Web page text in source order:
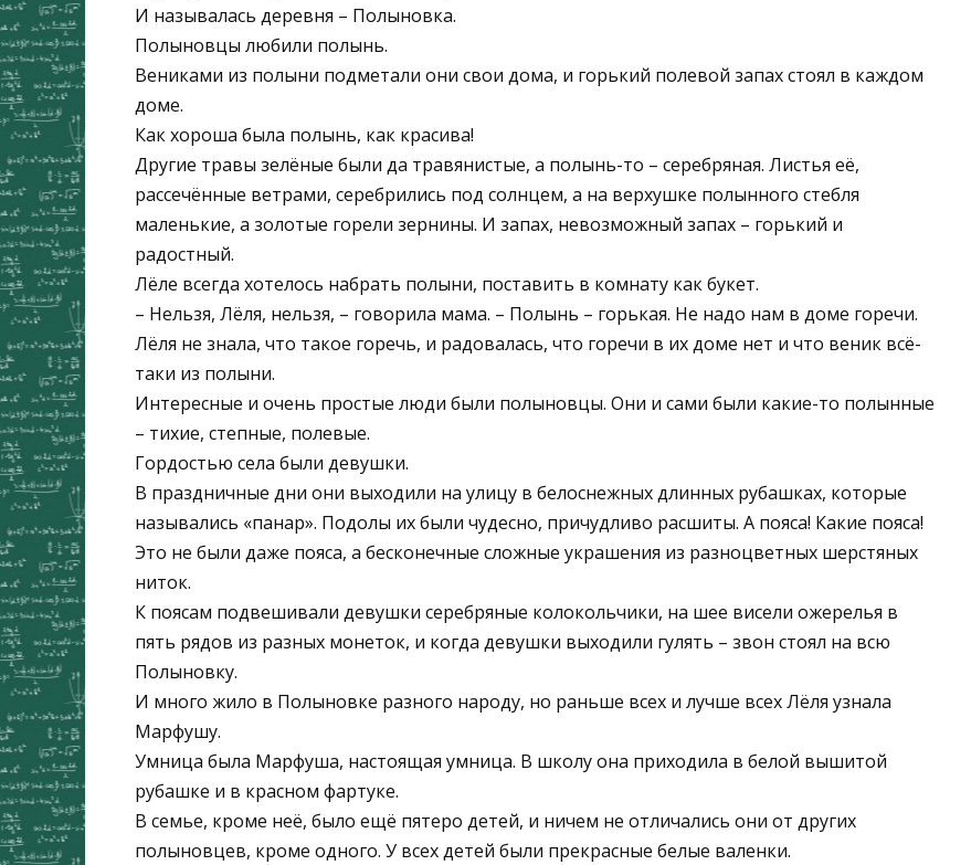
И называлась деревня – Полыновка.
Полыновцы любили полынь.
Вениками из полыни подметали они свои дома, и горький полевой запах стоял в каждом
доме.
Как хороша была полынь, как красива!
Другие травы зелёные были да травянистые, а полынь-то – серебряная. Листья её,
рассечённые ветрами, серебрились под солнцем, а на верхушке полынного стебля
маленькие, а золотые горели зернины. И запах, невозможный запах – горький и
радостный.
Лёле всегда хотелось набрать полыни, поставить в комнату как букет.
– Нельзя, Лёля, нельзя, – говорила мама. – Полынь – горькая. Не надо нам в доме горечи.
Лёля не знала, что такое горечь, и радовалась, что горечи в их доме нет и что веник всё-
таки из полыни.
Интересные и очень простые люди были полыновцы. Они и сами были какие-то полынные
– тихие, степные, полевые.
Гордостью села были девушки.
В праздничные дни они выходили на улицу в белоснежных длинных рубашках, которые
назывались «панар». Подолы их были чудесно, причудливо расшиты. А пояса! Какие пояса!
Это не были даже пояса, а бесконечные сложные украшения из разноцветных шерстяных
ниток.
К поясам подвешивали девушки серебряные колокольчики, на шее висели ожерелья в
пять рядов из разных монеток, и когда девушки выходили гулять – звон стоял на всю
Полыновку.
И много жило в Полыновке разного народу, но раньше всех и лучше всех Лёля узнала
Марфушу.
Умница была Марфуша, настоящая умница. В школу она приходила в белой вышитой
рубашке и в красном фартуке.
В семье, кроме неё, было ещё пятеро детей, и ничем не отличались они от других
полыновцев, кроме одного. У всех детей были прекрасные белые валенки.